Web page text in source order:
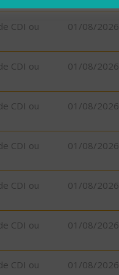
CDI ou
01/08/2026
CDI ou
01/08/2026
CDI ou
01/08/2026
CDI ou
01/08/2026
CDI ou
01/08/2026
CDI ou
01/08/2026
CDI ou
01/08/2026